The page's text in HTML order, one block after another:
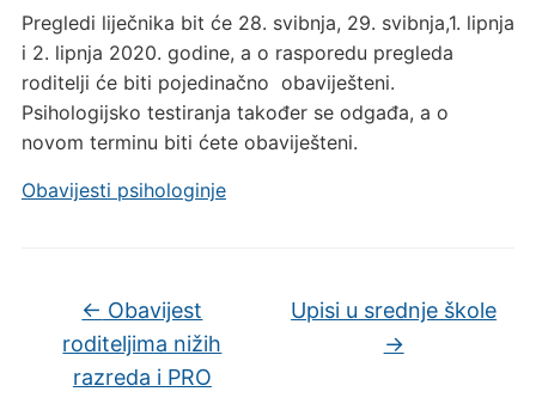
Pregledi liječnika bit će 28. svibnja, 29. svibnja,1. lipnja
i 2. lipnja 2020. godine, a o rasporedu pregleda
roditelji će biti pojedinačno obaviješteni.
Psihologijsko testiranja također se odgađa, a o
novom terminu biti ćete obaviješteni.
Obavijesti psihologinje
← Obavijest
roditeljima nižih
razreda i PRO
Upisi u srednje škole
→